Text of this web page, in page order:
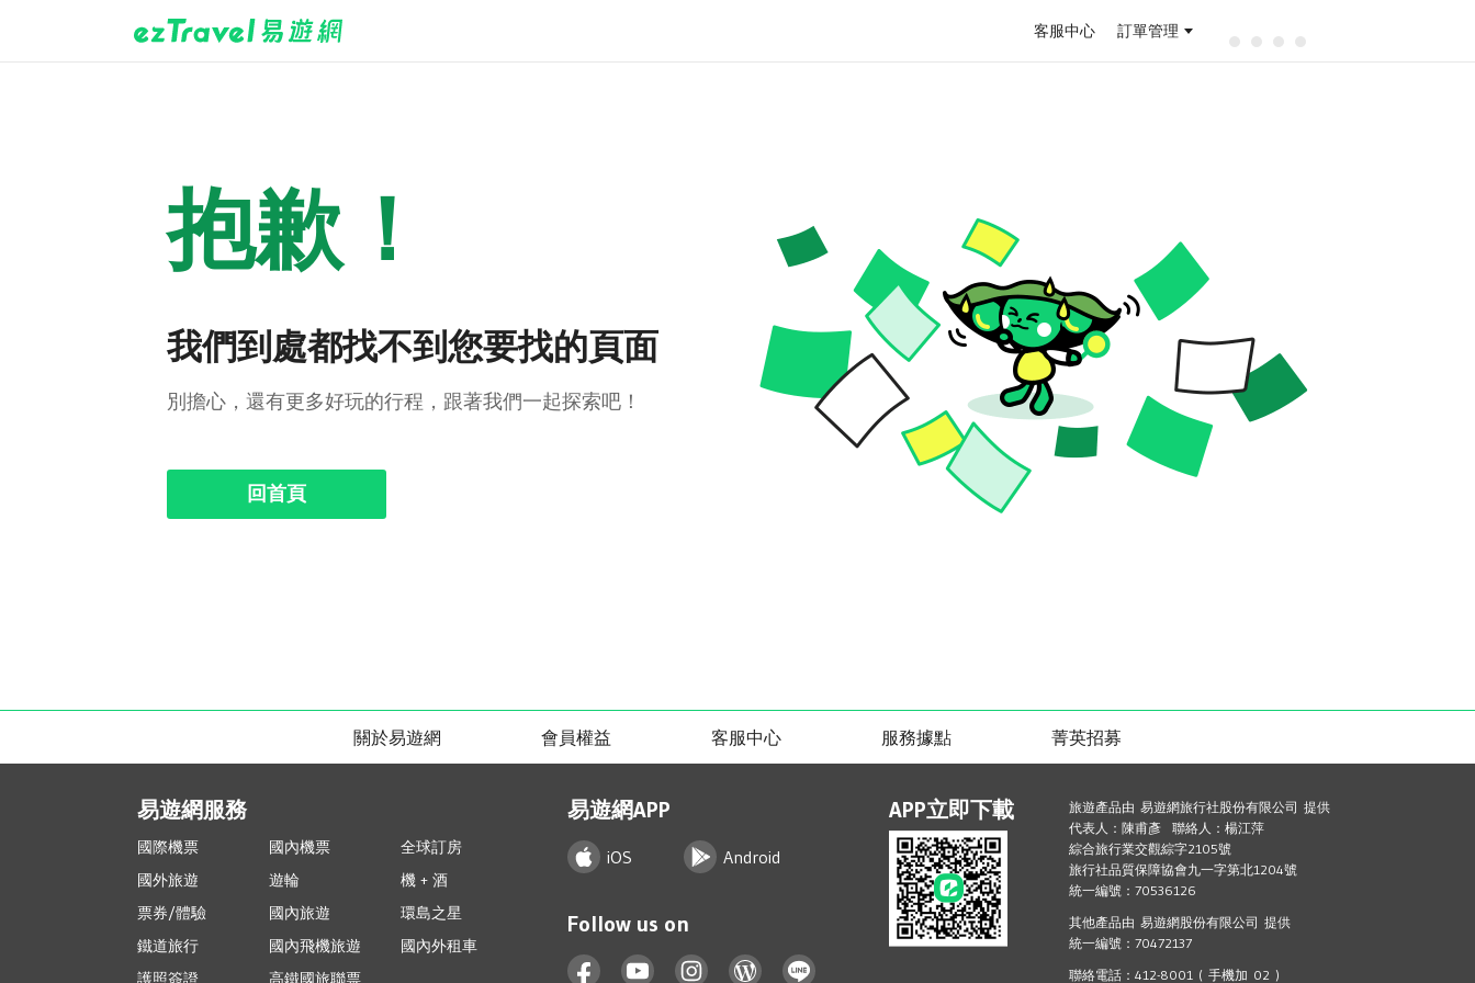
客服中心 訂單管理
抱歉！
我們到處都找不到您要找的頁面
別擔心，還有更多好玩的行程，跟著我們一起探索吧！
回首頁
關於易遊網 會員權益 客服中心 服務據點 菁英招募
易遊網服務
國際機票 國內機票
全球訂房
國外旅遊
遊輪
機 + 酒
票券/體驗
國內旅遊
環島之星
鐵道旅行
國內飛機旅遊
國內外租車
護照簽證
高鐵國旅聯票
易遊網APP
iOS Android
Follow us on
APP立即下載
旅遊產品由 易遊網旅行社股份有限公司 提供
代表人：陳甫彥 聯絡人：楊江萍
綜合旅行業交觀綜字2105號
旅行社品質保障協會九一字第北1204號
統一編號：70536126
其他產品由 易遊網股份有限公司 提供
統一編號：70472137
聯絡電話：412-8001 ( 手機加 02 )